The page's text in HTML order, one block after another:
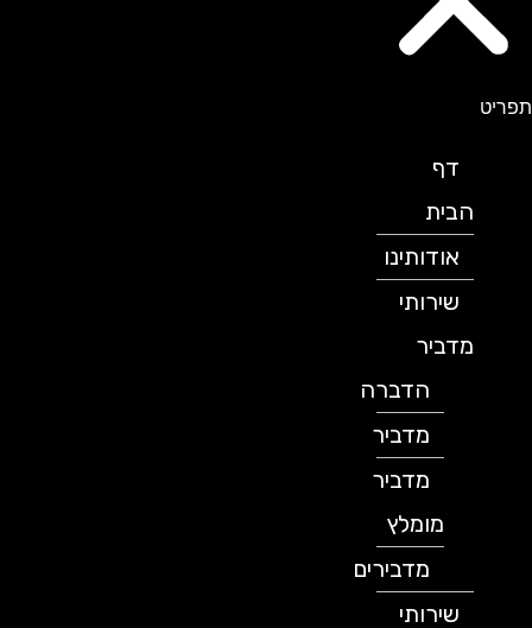
תפריט
דף
הבית
אודותינו
שירותי
מדביר
הדברה
מדביר
מדביר
מומלץ
מדבירים
שירותי